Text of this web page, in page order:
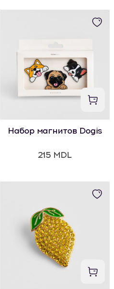
Набор магнитов Dogis
215 MDL